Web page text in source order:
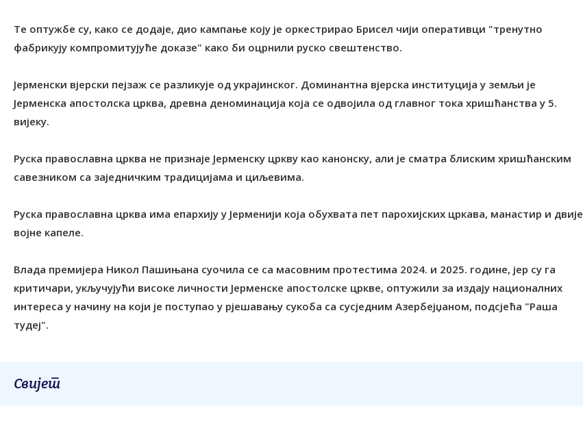
Те оптужбе су, како се додаје, дио кампање коју је оркестрирао Брисел чији оперативци "тренутно
фабрикују компромитујуће доказе" како би оцрнили руско свештенство.
Јерменски вјерски пејзаж се разликује од украјинског. Доминантна вјерска институција у земљи је
Јерменска апостолска црква, древна деноминација која се одвојила од главног тока хришћанства у 5.
вијеку.
Руска православна црква не признаје Јерменску цркву као канонску, али је сматра блиским хришћанским
савезником са заједничким традицијама и циљевима.
Руска православна црква има епархију у Јерменији која обухвата пет парохијских цркава, манастир и двије
војне капеле.
Влада премијера Никол Пашињана суочила се са масовним протестима 2024. и 2025. године, јер су га
критичари, укључујући високе личности Јерменске апостолске цркве, оптужили за издају националних
интереса у начину на који је поступао у рјешавању сукоба са сусједним Азербејџаном, подсјећа "Раша
тудеј".
Свијет